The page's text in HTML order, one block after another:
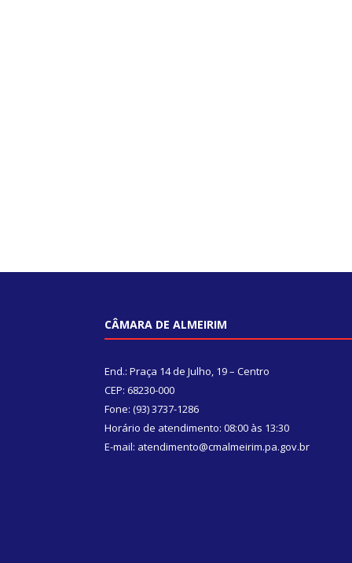
CÂMARA DE ALMEIRIM
End.: Praça 14 de Julho, 19 – Centro
CEP: 68230-000
Fone: (93) 3737-1286
Horário de atendimento: 08:00 às 13:30
E-mail: atendimento@cmalmeirim.pa.gov.br